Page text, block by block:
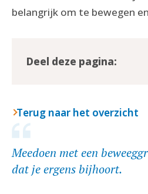
Meedoen met een
dat je ergens bijhoort.
belangrijk om te bewegen
Deel deze pagina:
Terug naar het overzicht